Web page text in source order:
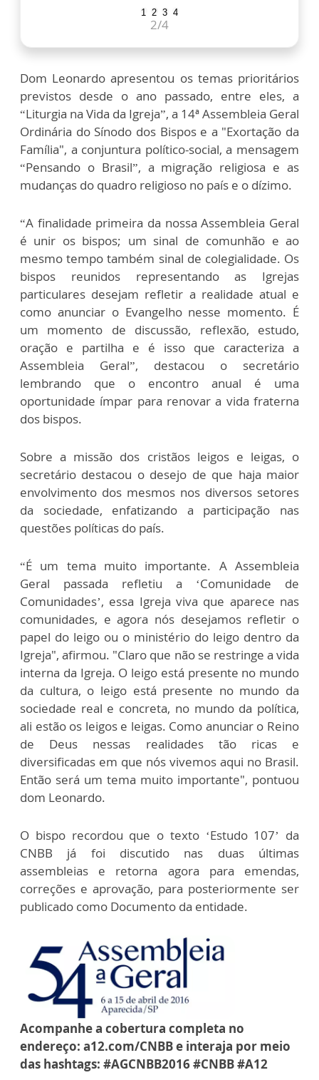
1 2 3 4
2/4
Dom Leonardo apresentou os temas prioritários
previstos desde o ano passado, entre eles, a
“Liturgia na Vida da Igreja”, a 14ª Assembleia Geral
Ordinária do Sínodo dos Bispos e a "Exortação da
Família", a conjuntura político-social, a mensagem
“Pensando o Brasil”, a migração religiosa e as
mudanças do quadro religioso no país e o dízimo.
“A finalidade primeira da nossa Assembleia Geral
é unir os bispos; um sinal de comunhão e ao
mesmo tempo também sinal de colegialidade. Os
bispos reunidos representando as Igrejas
particulares desejam refletir a realidade atual e
como anunciar o Evangelho nesse momento. É
um momento de discussão, reflexão, estudo,
oração e partilha e é isso que caracteriza a
Assembleia Geral”, destacou o secretário
lembrando que o encontro anual é uma
oportunidade ímpar para renovar a vida fraterna
dos bispos.
Sobre a missão dos cristãos leigos e leigas, o
secretário destacou o desejo de que haja maior
envolvimento dos mesmos nos diversos setores
da sociedade, enfatizando a participação nas
questões políticas do país.
“É um tema muito importante. A Assembleia
Geral passada refletiu a ‘Comunidade de
Comunidades’, essa Igreja viva que aparece nas
comunidades, e agora nós desejamos refletir o
papel do leigo ou o ministério do leigo dentro da
Igreja", afirmou. "Claro que não se restringe a vida
interna da Igreja. O leigo está presente no mundo
da cultura, o leigo está presente no mundo da
sociedade real e concreta, no mundo da política,
ali estão os leigos e leigas. Como anunciar o Reino
de Deus nessas realidades tão ricas e
diversificadas em que nós vivemos aqui no Brasil.
Então será um tema muito importante", pontuou
dom Leonardo.
O bispo recordou que o texto ‘Estudo 107’ da
CNBB já foi discutido nas duas últimas
assembleias e retorna agora para emendas,
correções e aprovação, para posteriormente ser
publicado como Documento da entidade.
Acompanhe a cobertura completa no
endereço: a12.com/CNBB e interaja por meio
das hashtags: #‎AGCNBB2016 #CNBB #A12